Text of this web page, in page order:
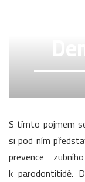
S tímto pojmem
si pod ním
prevence
k parodontitidě.